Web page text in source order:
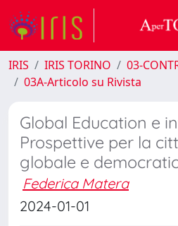
IRIS IRIS TORINO
03-
03A-Articolo su Rivista
Global Education e
Prospettive per la
globale e
Federica Matera
2024-01-01